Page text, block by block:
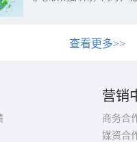
查看更多>>
营销
商务合
媒资合